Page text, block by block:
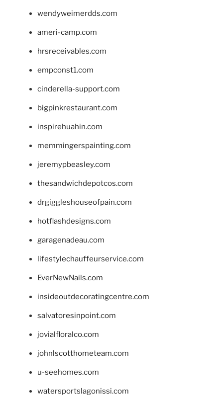
wendyweimerdds.com
ameri-camp.com
hrsreceivables.com
empconst1.com
cinderella-support.com
bigpinkrestaurant.com
inspirehuahin.com
memmingerspainting.com
jeremypbeasley.com
thesandwichdepotcos.com
drgiggleshouseofpain.com
hotflashdesigns.com
garagenadeau.com
lifestylechauffeurservice.com
EverNewNails.com
insideoutdecoratingcentre.com
salvatoresinpoint.com
jovialfloralco.com
johnlscotthometeam.com
u-seehomes.com
watersportslagonissi.com